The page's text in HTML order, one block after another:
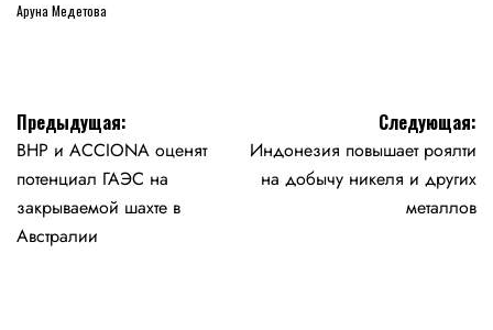
Аруна Медетова
Навигация
по
записям
Предыдущая:
BHP и ACCIONA оценят
потенциал ГАЭС на
закрываемой шахте в
Австралии
Следующая:
Индонезия повышает роялти
на добычу никеля и других
металлов